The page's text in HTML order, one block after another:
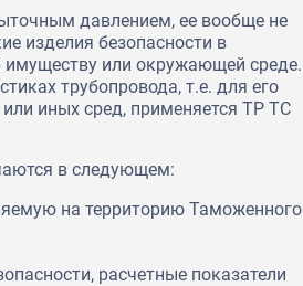
давлением, ее вообще не
изделия безопасности в
имуществу или окружающей среде.
трубопровода, т.е. для его
иных сред, применяется ТР ТС
в следующем:
на территорию Таможенного
расчетные показатели